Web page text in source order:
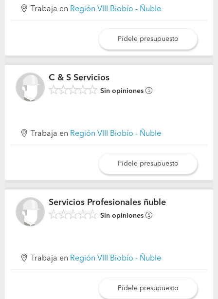
Trabaja en Región VIII Biobío - Ñuble
Pídele presupuesto
C & S Servicios
Sin opiniones
Trabaja en Región VIII Biobío - Ñuble
Pídele presupuesto
Servicios Profesionales ñuble
Sin opiniones
Trabaja en Región VIII Biobío - Ñuble
Pídele presupuesto